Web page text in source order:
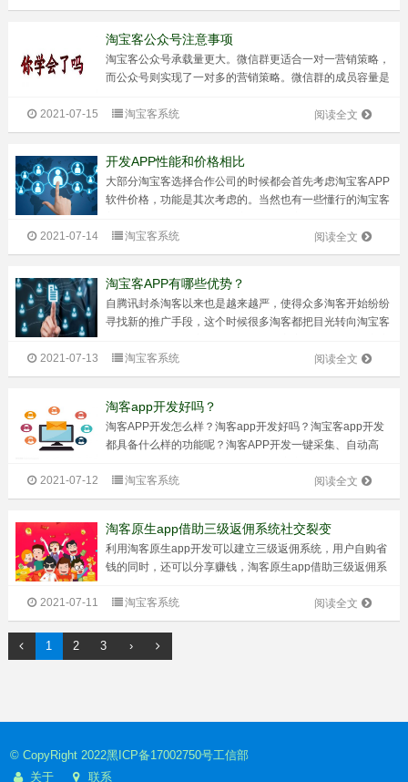
好了这些东西，才能够开始...
淘宝客公众号注意事项
淘宝客公众号承载量更大。微信群更适合一对一营销策略，
而公众号则实现了一对多的营销策略。微信群的成员容量是
500的粉丝带来的效益大，还是50000000+的粉丝带来的收
益大。而且，公众号还...
阅读全文
2021-07-15 淘宝客系统
开发APP性能和价格相比
大部分淘宝客选择合作公司的时候都会首先考虑淘宝客APP
软件价格，功能是其次考虑的。当然也有一些懂行的淘宝客
大。但是，就把系统价格看的比较重的情况来说，首要考虑
价格的往往把项目核心丢掉了。不...
阅读全文
2021-07-14 淘宝客系统
淘宝客APP有哪些优势？
自腾讯封杀淘客以来也是越来越严，使得众多淘客开始纷纷
寻找新的推广手段，这个时候很多淘客都把目光转向淘宝客
APP到底有什么吸引人的地方呢？淘宝客APP有哪些优势？
1、不会被封杀，安全淘宝...
阅读全文
2021-07-13 淘宝客系统
淘客app开发好吗？
淘客APP开发怎么样？淘客app开发好吗？淘宝客app开发
都具备什么样的功能呢？淘客APP开发一键采集、自动高
步运营商模式+三级粉丝超强裂变能力，界面可视化自定义
装修，多种营销功能组合等等...
阅读全文
2021-07-12 淘宝客系统
淘客原生app借助三级返佣系统社交裂变
利用淘客原生app开发可以建立三级返佣系统，用户自购省
钱的同时，还可以分享赚钱，淘客原生app借助三级返佣系
淀在app内进行佣金的分配，安全高效。淘客原生app就是
把商家给与用户的商品优惠...
阅读全文
2021-07-11 淘宝客系统
1 2 3 ›
© CopyRight 2022黑ICP备17002750号工信部
关于
联系